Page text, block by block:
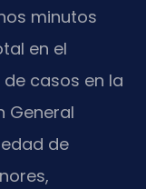
minutos
en el
casos en la
General
de